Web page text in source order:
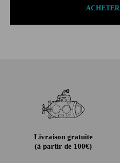
ACHETER
Livraison gratuite
(à partir de 100€)